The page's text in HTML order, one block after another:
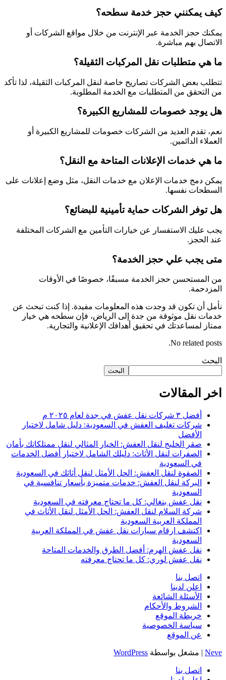
كيف يمكنني حجز خدمة سطحه؟
يمكنك حجز الخدمة عبر الإنترنت من خلال مواقع الشركات أو
الاتصال بهم مباشرة.
ما هي متطلبات نقل المركبات الثقيلة؟
تتطلب بعض الشركات تصاريح خاصة لنقل المركبات الثقيلة، لذا تأكد
من التحقق من المتطلبات مع الخدمة المطلوبة.
هل يوجد خصومات للمشاريع الكبيرة؟
نعم، تقدم العديد من الشركات خصومات للمشاريع الكبيرة أو
العملاء الدائمين.
ما هي خدمات الإعلانات المتاحة مع النقل؟
يمكن دمج خدمات الإعلان مع خدمات النقل، مثل وضع إعلانات على
السطحات نفسها.
هل توفر الشركات حماية تأمينية للبضائع؟
يجب عليك الاستفسار عن خيارات التأمين مع الشركات المختلفة
عند الحجز.
متى يجب علي حجز الخدمة؟
من المستحسن حجز الخدمة مسبقًا، خصوصًا في الأوقات
المزدحمة.
نأمل أن تكون قد وجدت هذه المعلومات مفيدة. إذا كنت تبحث عن
خدمات نقل موثوقة من جدة إلى الرياض، فإن سطحه هي خيار
ممتاز لمساعدتك في تحقيق أهدافك الإعلانية والتجارية.
No related posts.
البحث
البحث
اخر المقالات
أفضل ٣ شركات نقل عفش في جدة لعام ٢٠٢٥ م
شركات تغليف العفش في السعودية: دليل شامل لاختيار
الأفضل
صقر الخليج لنقل العفش: الخيار المثالي لنقل ممتلكاتك بأمان
الصفرات لنقل الأثاث: دليلك الشامل لاختيار أفضل الخدمات
في السعودية
الصفوة لنقل العفش: الحل الأمثل لنقل أثاثك في السعودية
البركة لنقل العفش: خدمات متميزة بأسعار تنافسية في
السعودية
نقل عفش بنغالي: كل ما تحتاج معرفته في السعودية
شركة السلام لنقل العفش: الحل الأمثل لنقل الأثاث في
المملكة العربية السعودية
اكتشف ارقام سيارات نقل عفش في المملكة العربية
السعودية
نقل عفش الهرم: أفضل الطرق والخدمات المتاحة
نقل عفش لوري: كل ما تحتاج معرفته
اتصل بنا
اعلن لدينا
الأسئلة الشائعة
الشروط والأحكام
خريطة الموقع
سياسة الخصوصية
عن الموقع
Neve | مشغل بواسطة WordPress
اتصل بنا